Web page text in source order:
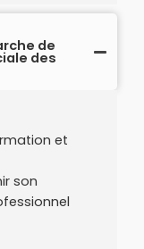
de
des
et
son